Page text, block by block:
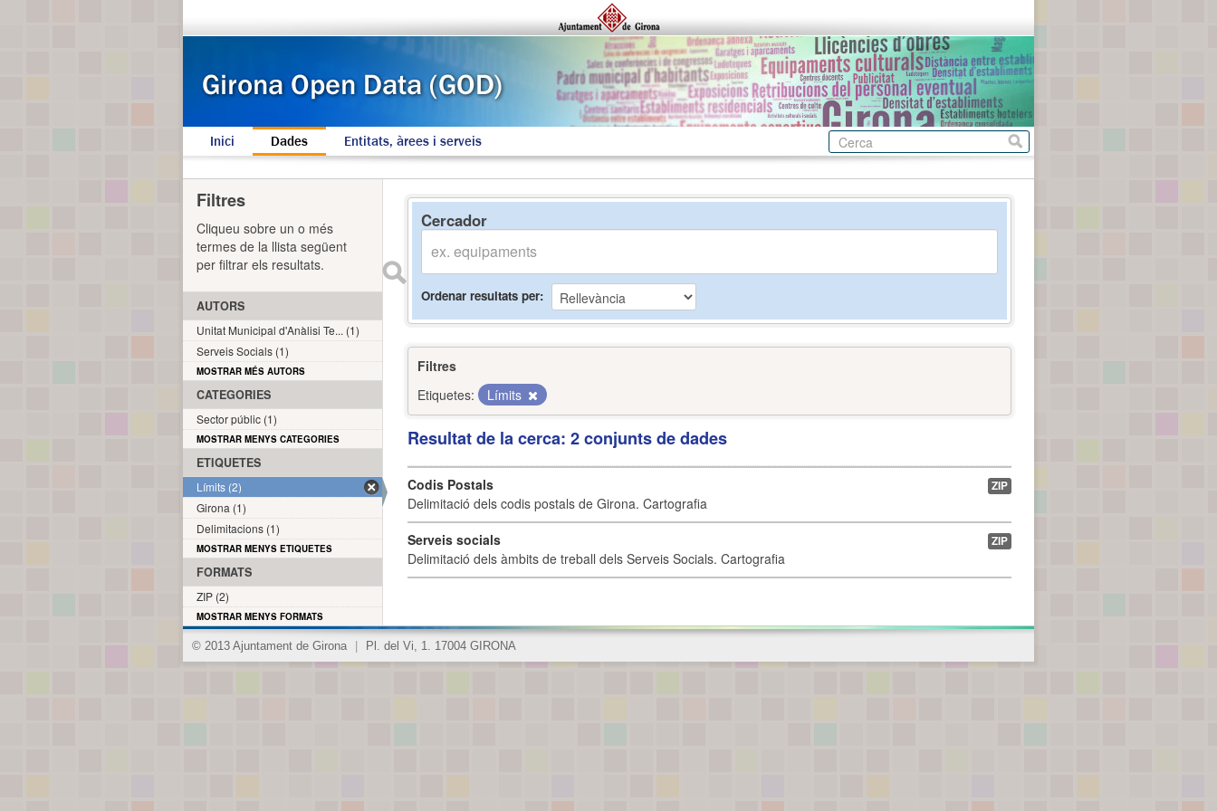
Inici Dades Entitats, àrees i serveis
Cercador
Ordenar resultats per
Filtres
Etiquetes:
Límits
Resultat de la cerca: 2 conjunts de dades
Codis Postals
Delimitació dels codis postals de Girona. Cartografia
ZIP
Serveis socials
Delimitació dels àmbits de treball dels Serveis Socials. Cartografia
ZIP
Filtres
Cliqueu sobre un o més
termes de la llista següent
per filtrar els resultats.
AUTORS
Unitat Municipal d'Anàlisi Te... (1)
Serveis Socials (1)
MOSTRAR MÉS AUTORS
CATEGORIES
Sector públic (1)
MOSTRAR MENYS CATEGORIES
ETIQUETES
Límits (2)
Girona (1)
Delimitacions (1)
MOSTRAR MENYS ETIQUETES
FORMATS
ZIP (2)
MOSTRAR MENYS FORMATS
© 2013 Ajuntament de Girona Pl. del Vi, 1. 17004 GIRONA